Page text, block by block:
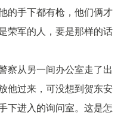
的手下都有枪，他们俩才
荣军的人，要是那样的话
察从另一间办公室走了出
他过来，可没想到贺东安
下进入的询问室。这是怎